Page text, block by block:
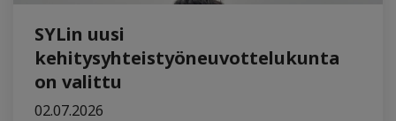
SYLin uusi
kehitysyhteistyöneuvottelukunta
on valittu
02.07.2026